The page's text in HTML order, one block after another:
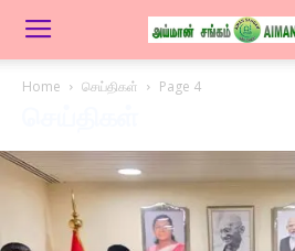
Home செய்திகள் Page 4